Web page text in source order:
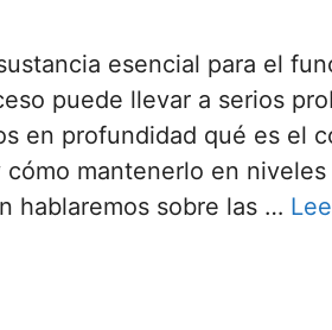
esencial para el
puede llevar a serios
en profundidad qué es el
mantenerlo en
hablaremos sobre las …